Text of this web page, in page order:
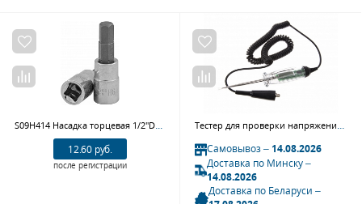
S09H414 Насадка торцевая 1/2"DR с вставкой-битой шестигранной, H14, 55 мм
12.60 руб.
после регистрации
Тестер для проверки напряжения цифровой, 6-24 В KING TONY 9DC242
Самовывоз –14.08.2026
Доставка по Минску –
14.08.2026
Доставка по Беларуси –